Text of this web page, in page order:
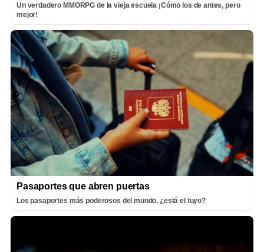
Un verdadero MMORPG de la vieja escuela ¡Cómo los de antes, pero
mejor!
Pasaportes que abren puertas
Los pasaportes más poderosos del mundo, ¿está el tuyo?